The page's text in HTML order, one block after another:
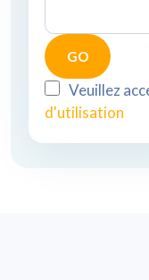
Veuillez
d'utilisation